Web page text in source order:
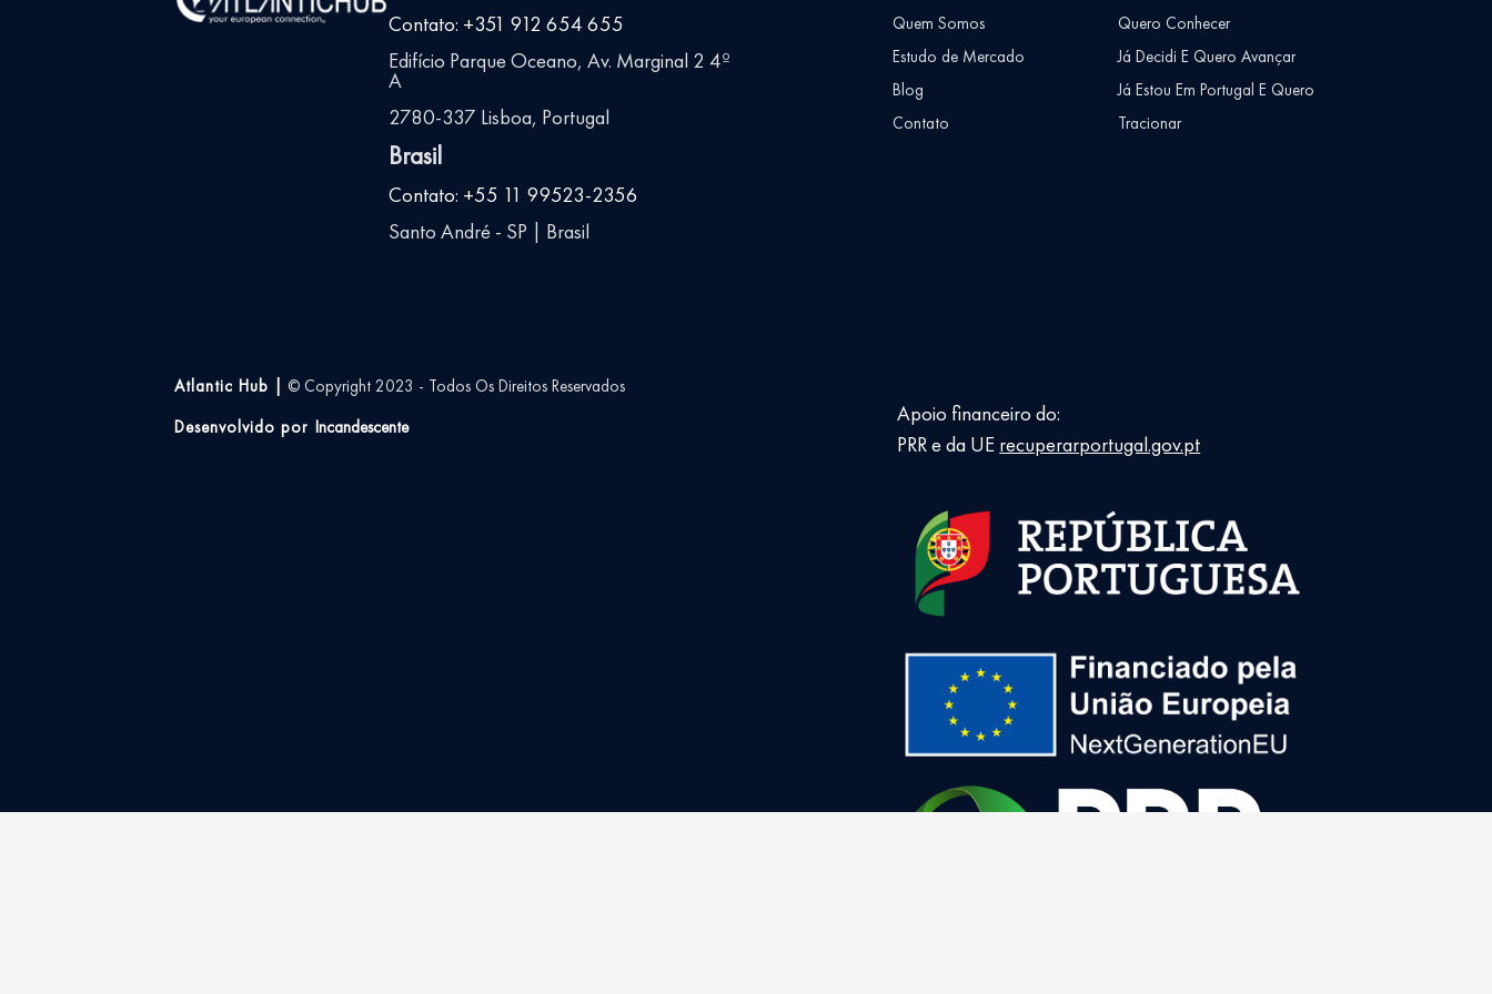
Contato: +351 912 654 655
Edifício Parque Oceano, Av. Marginal 2 4º
A
2780-337 Lisboa, Portugal
Brasil
Contato: +55 11 99523-2356
Santo André - SP | Brasil
Quem Somos
Estudo de Mercado
Blog
Contato
Quero Conhecer
Já Decidi E Quero Avançar
Já Estou Em Portugal E Quero
Tracionar
Atlantic Hub | © Copyright 2023 - Todos Os Direitos Reservados
Desenvolvido por Incandescente
Apoio financeiro do:
PRR e da UE recuperarportugal.gov.pt